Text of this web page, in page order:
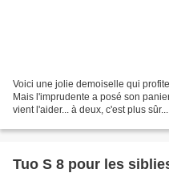
Voici une jolie demoiselle qui
Mais l'imprudente a posé son
vient l'aider... à deux, c'est plus
Tuo S 8 pour les